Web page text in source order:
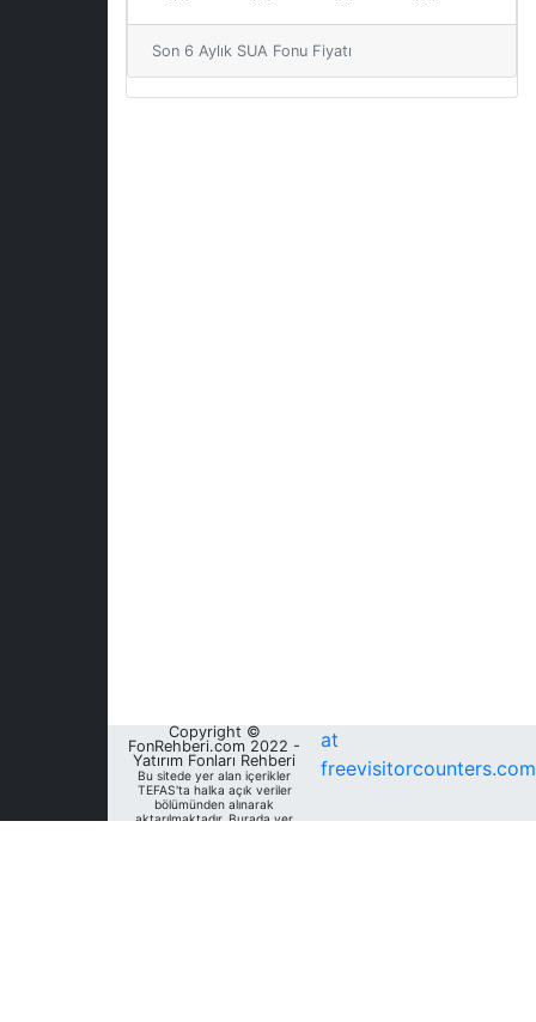
Son 6 Aylık SUA Fonu Fiyatı
Copyright ©
FonRehberi.com 2022 -
Yatırım Fonları Rehberi
Bu sitede yer alan içerikler
TEFAS'ta halka açık veriler
bölümünden alınarak
aktarılmaktadır. Burada yer
at
freevisitorcounters.com